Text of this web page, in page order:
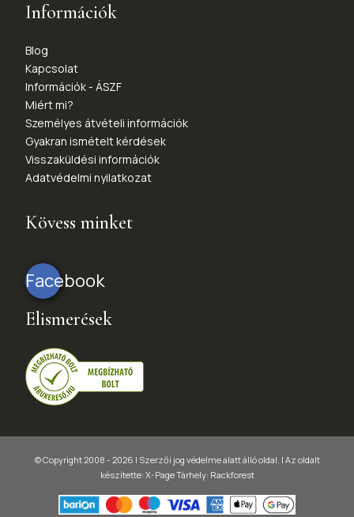
Információk
Blog
Kapcsolat
Információk - ÁSZF
Miért mi?
Személyes átvételi információk
Gyakran ismételt kérdések
Visszaküldési információk
Adatvédelmi nyilatkozat
Kövess minket
Facebook
Elismerések
© Copyright 2008 - 2026 | Szerzői jog védelme alatt álló oldal. | Az oldalt
készítette: X-PageTárhely: Rackforest